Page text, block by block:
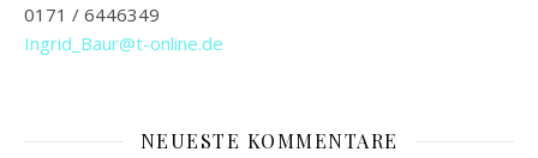
0171 / 6446349
Ingrid_Baur@t-online.de
NEUESTE KOMMENTARE